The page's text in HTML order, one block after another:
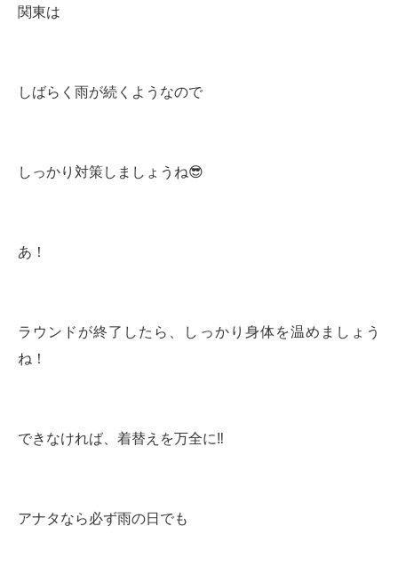
関東は
しばらく雨が続くようなので
しっかり対策しましょうね😎
あ！
ラウンドが終了したら、しっかり身体を温めましょう
ね！
できなければ、着替えを万全に‼️
アナタなら必ず雨の日でも